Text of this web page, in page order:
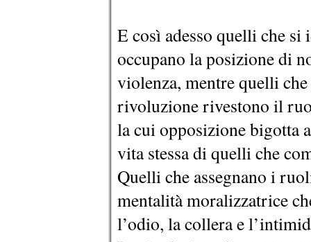
E così adesso quelli che si
occupano la posizione di
violenza, mentre quelli
rivoluzione rivestono il
la cui opposizione bigotta
vita stessa di quelli che
Quelli che assegnano i
mentalità moralizzatrice
l’odio, la collera e